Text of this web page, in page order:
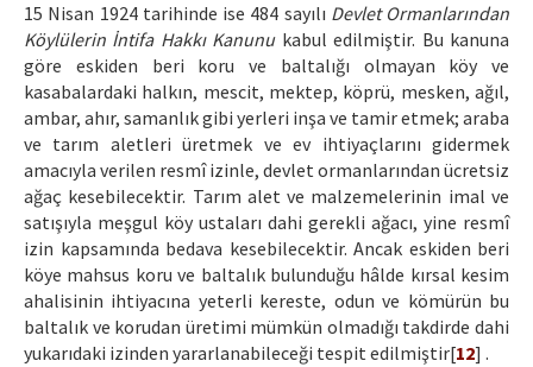
15 Nisan 1924 tarihinde ise 484 sayılı Devlet Ormanlarından
Köylülerin İntifa Hakkı Kanunukabul edilmiştir. Bu kanuna
göre eskiden beri koru ve baltalığı olmayan köy ve
kasabalardaki halkın, mescit, mektep, köprü, mesken, ağıl,
ambar, ahır, samanlık gibi yerleri inşa ve tamir etmek; araba
ve tarım aletleri üretmek ve ev ihtiyaçlarını gidermek
amacıyla verilen resmî izinle, devlet ormanlarından ücretsiz
ağaç kesebilecektir. Tarım alet ve malzemelerinin imal ve
satışıyla meşgul köy ustaları dahi gerekli ağacı, yine resmî
izin kapsamında bedava kesebilecektir. Ancak eskiden beri
köye mahsus koru ve baltalık bulunduğu hâlde kırsal kesim
ahalisinin ihtiyacına yeterli kereste, odun ve kömürün bu
baltalık ve korudan üretimi mümkün olmadığı takdirde dahi
yukarıdaki izinden yararlanabileceği tespit edilmiştir[12] .